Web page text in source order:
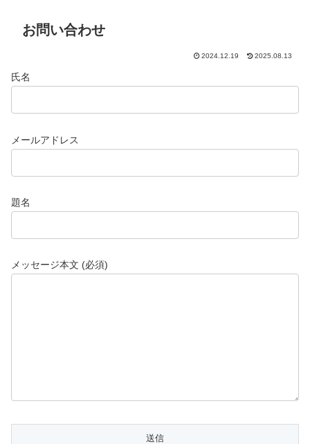
お問い合わせ
2024.12.19 2025.08.13
氏名
メールアドレス
題名
メッセージ本文 (必須)